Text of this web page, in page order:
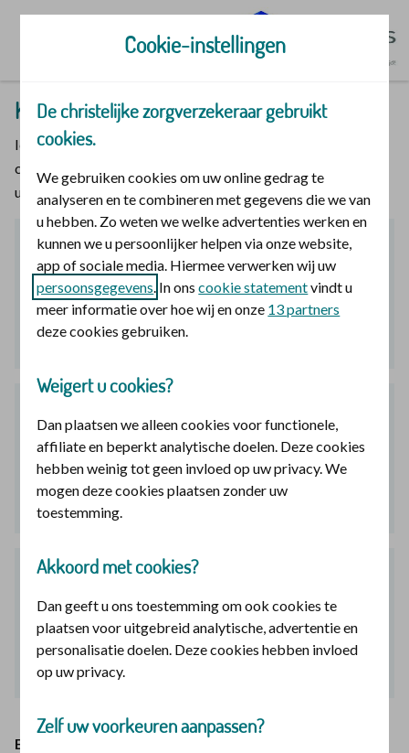
Krijg korting op uw zorgverzekering
Ichthus Landelijk heeft afspraken gemaakt met De
christelijke zorgverzekeraar. Fijn, want zo kunt u kiezen met
uw hart en loopt u geen korting mis.
Voordelige basispremie
voor uw basisverzekering
vanaf€ 155,25
15% korting
op uw aanvullende verzekering
vanaf€ 8,08p/m
Mediumpolis
Largepolis
€ 43,78
op uw tandartsverzekering
Tand Medium
En dit krijgt u ook nog:
Cookie-instellingen
De christelijke zorgverzekeraar gebruikt
cookies.
We gebruiken cookies om uw online gedrag te
analyseren en te combineren met gegevens die we van
u hebben. Zo weten we welke advertenties werken en
kunnen we u persoonlijker helpen via onze website,
app of sociale media. Hiermee verwerken wij uw
persoonsgegevens. In onscookie statementvindt u
meer informatie over hoe wij en onze 13 partners
deze cookies gebruiken.
Weigert u cookies?
Dan plaatsen we alleen cookies voor functionele,
affiliate en beperkt analytische doelen. Deze cookies
hebben weinig tot geen invloed op uw privacy. We
mogen deze cookies plaatsen zonder uw
toestemming.
Akkoord met cookies?
Dan geeft u ons toestemming om ook cookies te
plaatsen voor uitgebreid analytische, advertentie en
personalisatie doelen. Deze cookies hebben invloed
op uw privacy.
Zelf uw voorkeuren aanpassen?